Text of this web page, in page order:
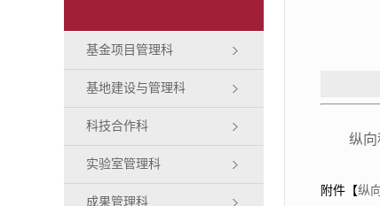
基金项目管理科
基地建设与管理科
科技合作科
实验室管理科
成果管理科
纵向
附件【纵